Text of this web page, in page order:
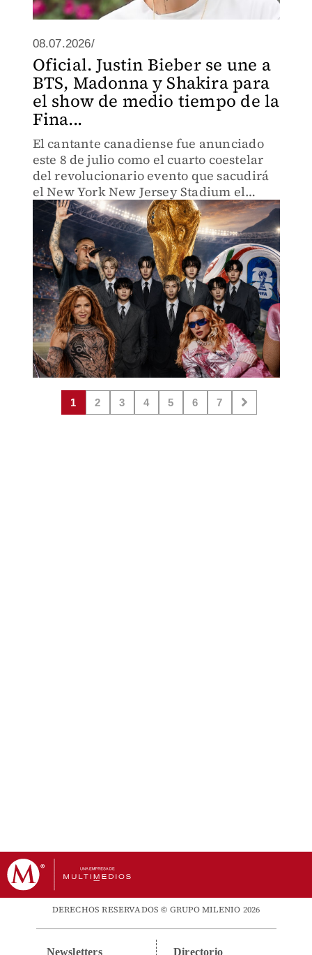
08.07.2026/
Oficial. Justin Bieber se une a
BTS, Madonna y Shakira para
el show de medio tiempo de la
Fina...
El cantante canadiense fue anunciado
este 8 de julio como el cuarto coestelar
del revolucionario evento que sacudirá
el New York New Jersey Stadium el
próximo 19 de julio.
1 2 3 4 5 6 7
DERECHOS RESERVADOS © GRUPO MILENIO 2026
Newsletters Directorio